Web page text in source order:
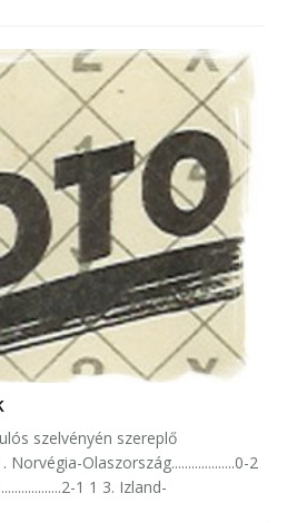
szelvényén szereplő
1 1 3. Izland-